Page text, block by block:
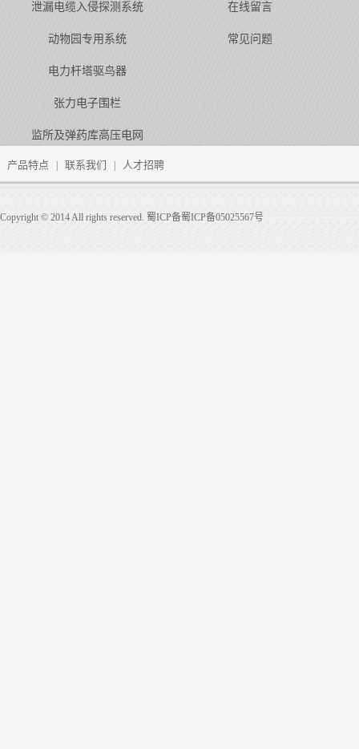
泄漏电缆入侵探测系统
动物园专用系统
电力杆塔驱鸟器
张力电子围栏
监所及弹药库高压电网
在线留言
常见问题
产品特点 联系我们 人才招聘
Copyright © 2014 All rights reserved. 蜀ICP备蜀ICP备05025567号